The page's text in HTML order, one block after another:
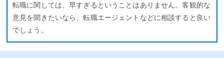
転職に関しては、早すぎるということはありません。客観的な
意見を聞きたいなら、転職エージェントなどに相談すると良い
でしょう。